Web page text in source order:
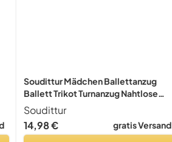
Soudittur Mädchen Ballettanzug
Ballett Trikot Turnanzug Nahtlose
Tanzen Unterwäsche für Kinder und
Erwachsene Nude (L (155-165 cm))
Soudittur
14,98 €
gratis Versand